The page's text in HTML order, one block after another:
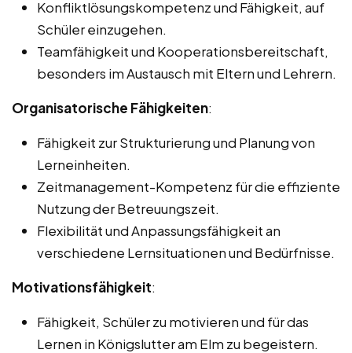
Konfliktlösungskompetenz und Fähigkeit, auf
Schüler einzugehen.
Teamfähigkeit und Kooperationsbereitschaft,
besonders im Austausch mit Eltern und Lehrern.
Organisatorische Fähigkeiten:
Fähigkeit zur Strukturierung und Planung von
Lerneinheiten.
Zeitmanagement-Kompetenz für die effiziente
Nutzung der Betreuungszeit.
Flexibilität und Anpassungsfähigkeit an
verschiedene Lernsituationen und Bedürfnisse.
Motivationsfähigkeit:
Fähigkeit, Schüler zu motivieren und für das
Lernen in Königslutter am Elm zu begeistern.